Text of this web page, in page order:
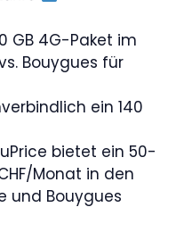
GB 4G-Paket im
Bouygues für
ein 140
bietet ein 50-
Monat in den
und Bouygues